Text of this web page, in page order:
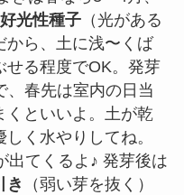
好光性種子（光がある
から、土に浅〜くば
せる程度でOK。発芽
春先は室内の日当
くといいよ。土が乾
く水やりしてね。
出てくるよ♪ 発芽後は
き
（弱い芽を抜く）